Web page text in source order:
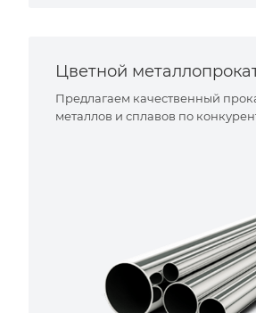
Цветной
Предлагаем качественный
металлов и сплавов по